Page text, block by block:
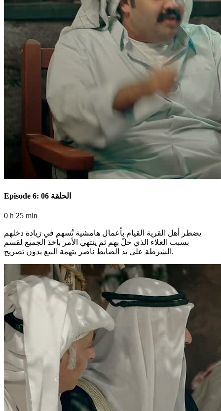
Episode 6: الحلقة 06
0 h 25 min
يضطر أهل القرية القيام بأعمال هامشية تُسهم في زيادة دخلهم
بسبب الغلاء الذي حلّ بهم ثم ينتهي الأمر بأخذ الجميع لقسم
الشرطة على يد الضابط ناصر بتهمة البيع بدون تصريح.